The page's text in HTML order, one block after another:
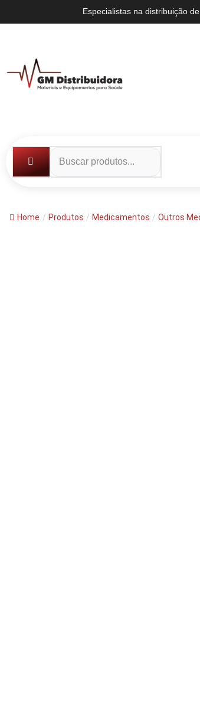
Especialistas na distribuição de
Home / Produtos / Medicamentos / Outros